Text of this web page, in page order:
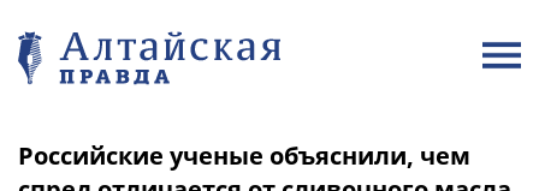
Российские ученые объяснили, чем